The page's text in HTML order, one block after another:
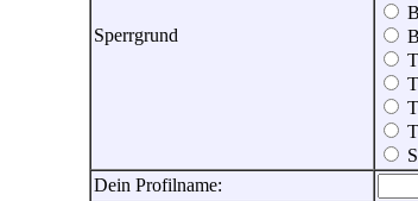
Sperrgrund
Dein Profilname: